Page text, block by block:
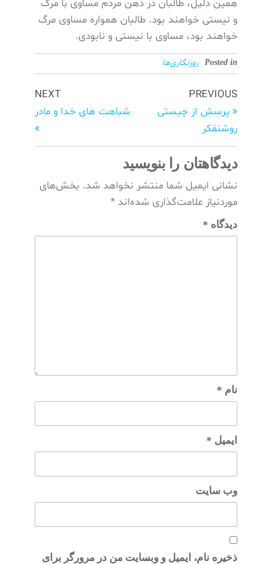
همین دلیل، طالبان در ذهن مردم مساوی با مرگ
و نیستی خواهند بود. طالبان همواره مساوی مرگ
خواهند بود، مساوی با نیستی و نابودی.
Posted in روزنگاری‌ها
PREVIOUS
پرسش از چیستی
روشنفکر
NEXT
شباهت های خدا و مادر
دیدگاهتان را بنویسید
نشانی ایمیل شما منتشر نخواهد شد. بخش‌های
موردنیاز علامت‌گذاری شده‌اند *
دیدگاه *
نام *
ایمیل *
وب‌ سایت
ذخیره نام، ایمیل و وبسایت من در مرورگر برای